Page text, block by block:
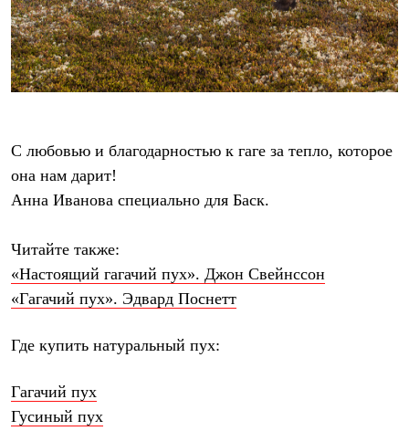
С любовью и благодарностью к гаге за тепло, которое
она нам дарит!
Анна Иванова специально для Баск.
Читайте также:
«Настоящий гагачий пух». Джон Свейнссон
«Гагачий пух». Эдвард Поснетт
Где купить натуральный пух:
Гагачий пух
Гусиный пух